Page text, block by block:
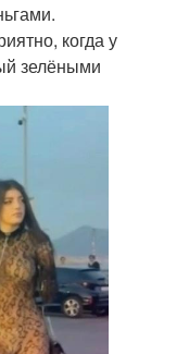
когда у
зелёными